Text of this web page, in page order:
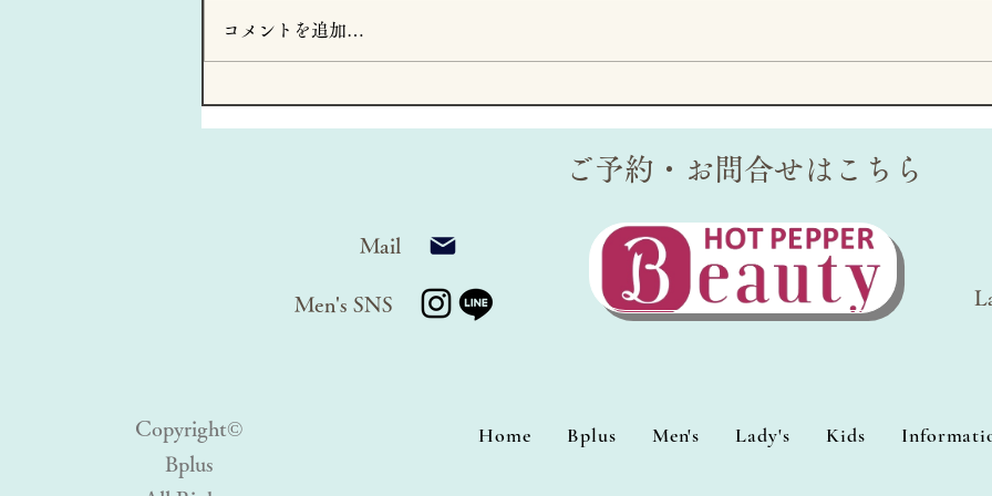
Bplusメンズ脱毛専用
Bplusメンズ脱毛専用
コメントを追加…
ご予約・お問合せはこちら
Mail
Men's SNS
Copyright©
Bplus
Home Bplus Men's Lady's Kids